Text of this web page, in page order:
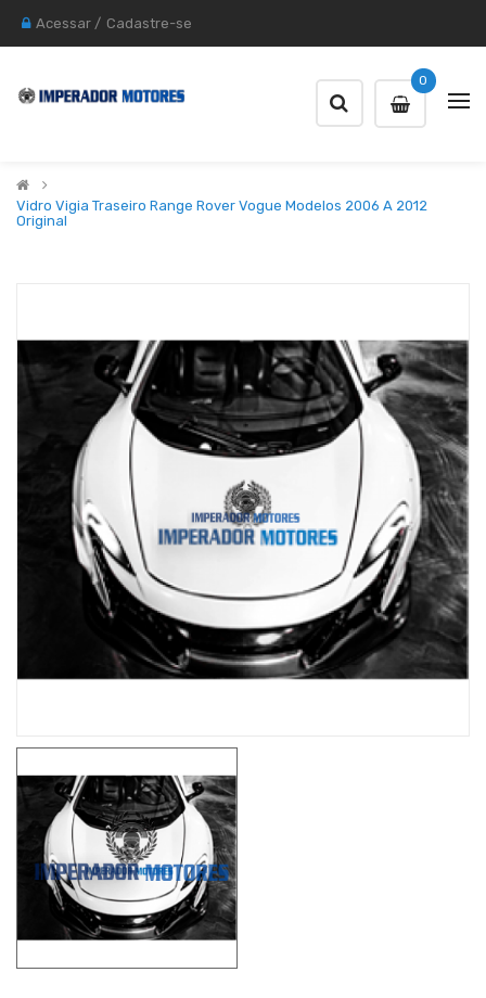
Acessar / Cadastre-se
0
Vidro Vigia Traseiro Range Rover Vogue Modelos 2006 A 2012
Original